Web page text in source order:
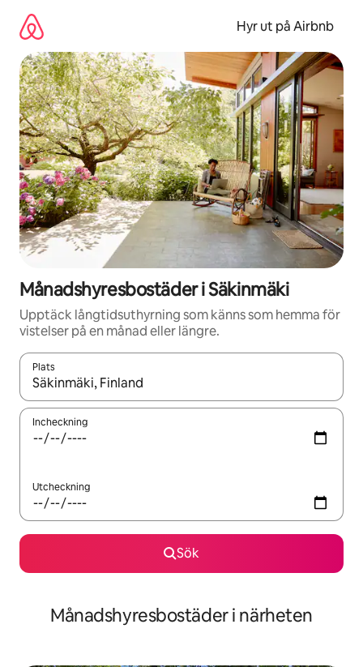
innehåll
Hyr ut på Airbnb
Månadshyresbostäder i Säkinmäki
Upptäck långtidsuthyrning som känns som hemma för
vistelser på en månad eller längre.
Plats
När resultaten är tillgängliga kan du navigera med upp- och
Incheckning
Utcheckning
Sök
Månadshyresbostäder i närheten